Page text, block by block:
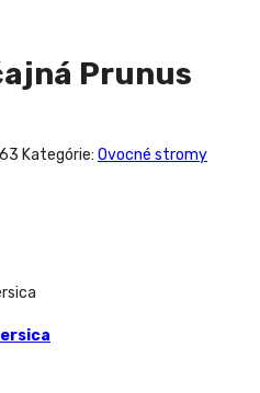
Prunus
Kategórie: Ovocné stromy